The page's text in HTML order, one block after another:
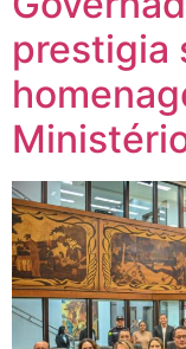
prestigia